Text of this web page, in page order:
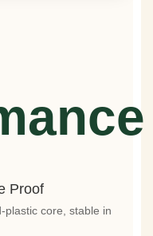
Proof
plastic core, stable in